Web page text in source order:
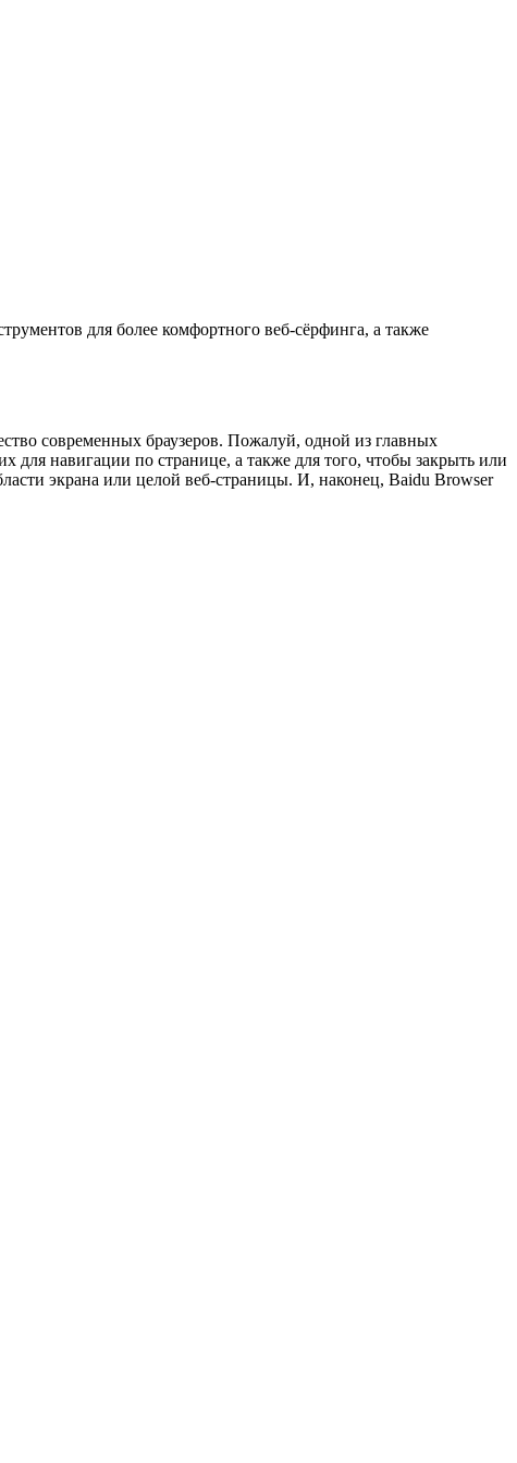
для более комфортного веб-сёрфинга, а также
современных браузеров. Пожалуй, одной из главных
навигации по странице, а также для того, чтобы закрыть или
экрана или целой веб-страницы. И, наконец, Baidu Browser